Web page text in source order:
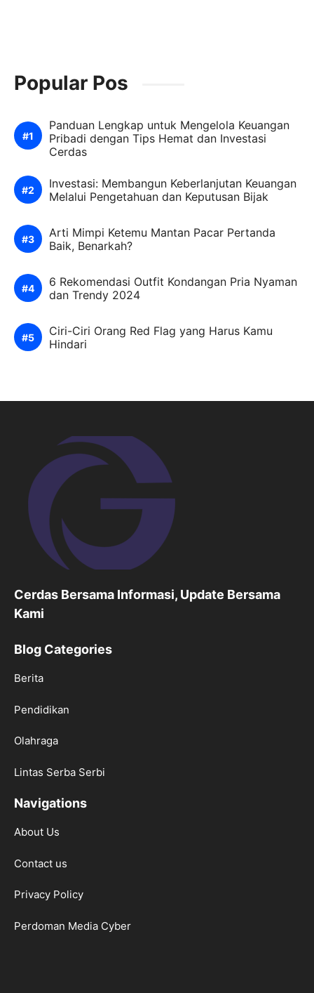
Popular Pos
Panduan Lengkap untuk Mengelola Keuangan
Pribadi dengan Tips Hemat dan Investasi
Cerdas
Investasi: Membangun Keberlanjutan Keuangan
Melalui Pengetahuan dan Keputusan Bijak
Arti Mimpi Ketemu Mantan Pacar Pertanda
Baik, Benarkah?
6 Rekomendasi Outfit Kondangan Pria Nyaman
dan Trendy 2024
Ciri-Ciri Orang Red Flag yang Harus Kamu
Hindari
Cerdas Bersama Informasi, Update Bersama
Kami
Blog Categories
Berita
Pendidikan
Olahraga
Lintas Serba Serbi
Navigations
About Us
Contact us
Privacy Policy
Perdoman Media Cyber